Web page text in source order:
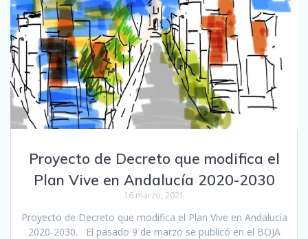
Proyecto de Decreto que modifica el
Plan Vive en Andalucía 2020-2030
16 marzo, 2021
Proyecto de Decreto que modifica el Plan Vive en Andalucía
2020-2030. El pasado 9 de marzo se publicó en el BOJA